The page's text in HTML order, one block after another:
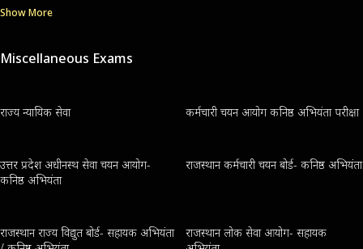
Show More
Miscellaneous Exams
राज्य न्यायिक सेवा कर्मचारी चयन आयोग कनिष्ठ अभियंता परीक्षा
उत्तर प्रदेश अधीनस्थ सेवा चयन आयोग-
कनिष्ठ अभियंता
राजस्थान कर्मचारी चयन बोर्ड- कनिष्ठ अभियंता
राजस्थान राज्य विद्युत बोर्ड- सहायक अभियंता
राजस्थान लोक सेवा आयोग- सहायक